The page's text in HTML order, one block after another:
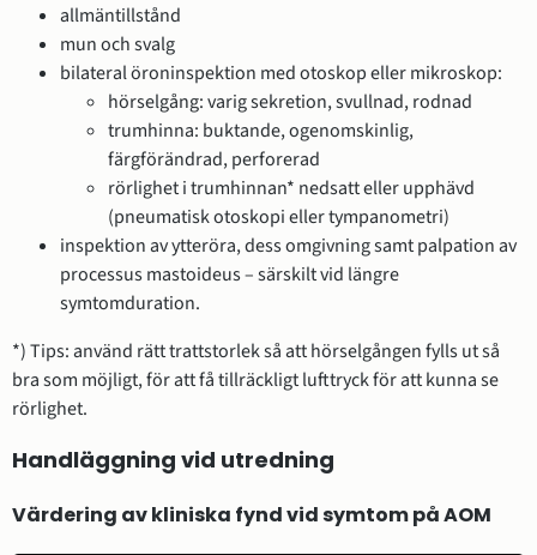
allmäntillstånd
mun och svalg
bilateral öroninspektion med otoskop eller mikroskop:
hörselgång: varig sekretion, svullnad, rodnad
trumhinna: buktande, ogenomskinlig,
färgförändrad, perforerad
rörlighet i trumhinnan* nedsatt eller upphävd
(pneumatisk otoskopi eller tympanometri)
inspektion av ytteröra, dess omgivning samt palpation av
processus mastoideus – särskilt vid längre
symtomduration.
*) Tips: använd rätt trattstorlek så att hörselgången fylls ut så
bra som möjligt, för att få tillräckligt lufttryck för att kunna se
rörlighet.
Handläggning vid utredning
Värdering av kliniska fynd vid symtom på AOM